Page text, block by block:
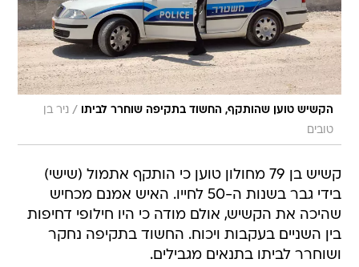
הקשיש טוען שהותקף, החשוד בתקיפה שוחרר לביתו / ניר בן
טובים
קשיש בן 79 מחולון טוען כי הותקף אתמול (שישי)
בידי גבר בשנות ה-50 לחייו. האיש אמנם מכחיש
שהיכה את הקשיש, אולם מודה כי היו חילופי דחיפות
בין השניים בעקבות ויכוח. החשוד בתקיפה נחקר
ושוחרר לביתו בתנאים מגבילים.